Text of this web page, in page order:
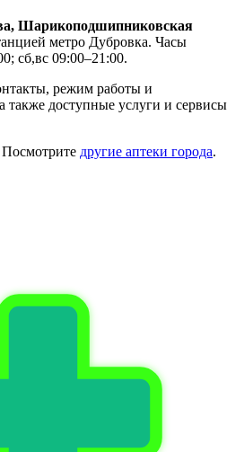
Шарикоподшипниковская
метро Дубровка. Часы
сб,вс 09:00–21:00.
режим работы и
также доступные услуги и сервисы
другие аптеки города.